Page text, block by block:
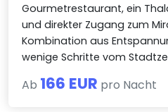
Gourmetrestaurant, ein
und direkter Zugang zum
Kombination aus
wenige Schritte vom
Ab 166 EUR pro Nacht